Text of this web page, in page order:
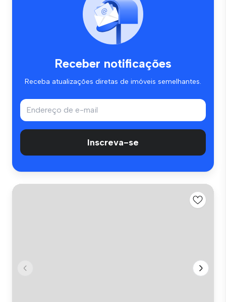
Receber notificações
Receba atualizações diretas de imóveis semelhantes.
Inscreva-se